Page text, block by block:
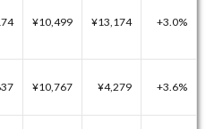
¥10,499 ¥13,174 +3.0%
¥10,767 ¥4,279 +3.6%